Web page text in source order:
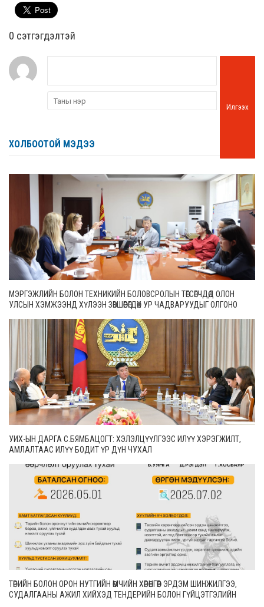
0 cэтгэгдэлтэй
Илгээх
ХОЛБООТОЙ МЭДЭЭ
МЭРГЭЖЛИЙН БОЛОН ТЕХНИКИЙН БОЛОВСРОЛЫН ТӨГСӨГЧДӨД ОЛОН
УЛСЫН ХЭМЖЭЭНД ХҮЛЭЭН ЗӨВШӨӨРӨГДӨХ УР ЧАДВАРУУДЫГ ОЛГОНО
УИХ-ЫН ДАРГА С.БЯМБАЦОГТ: ХЭЛЭЛЦҮҮЛГЭЭС ИЛҮҮ ХЭРЭГЖИЛТ,
АМЛАЛТААС ИЛҮҮ БОДИТ ҮР ДҮН ЧУХАЛ
ТӨРИЙН БОЛОН ОРОН НУТГИЙН ӨМЧИЙН ХӨРӨНГӨӨР ЭРДЭМ ШИНЖИЛГЭЭ,
СУДАЛГААНЫ АЖИЛ ХИЙХЭД ТЕНДЕРИЙН БОЛОН ГҮЙЦЭТГЭЛИЙН